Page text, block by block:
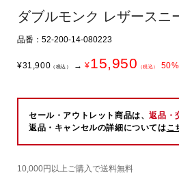
ダブルモンク レザースニ
品番：52-200-14-080223
¥31,900 （税込） → ¥15,950 （税込） 50
セール・アウトレット商品は、返品・
返品・キャンセルの詳細についてはこ
10,000円以上ご購入で送料無料